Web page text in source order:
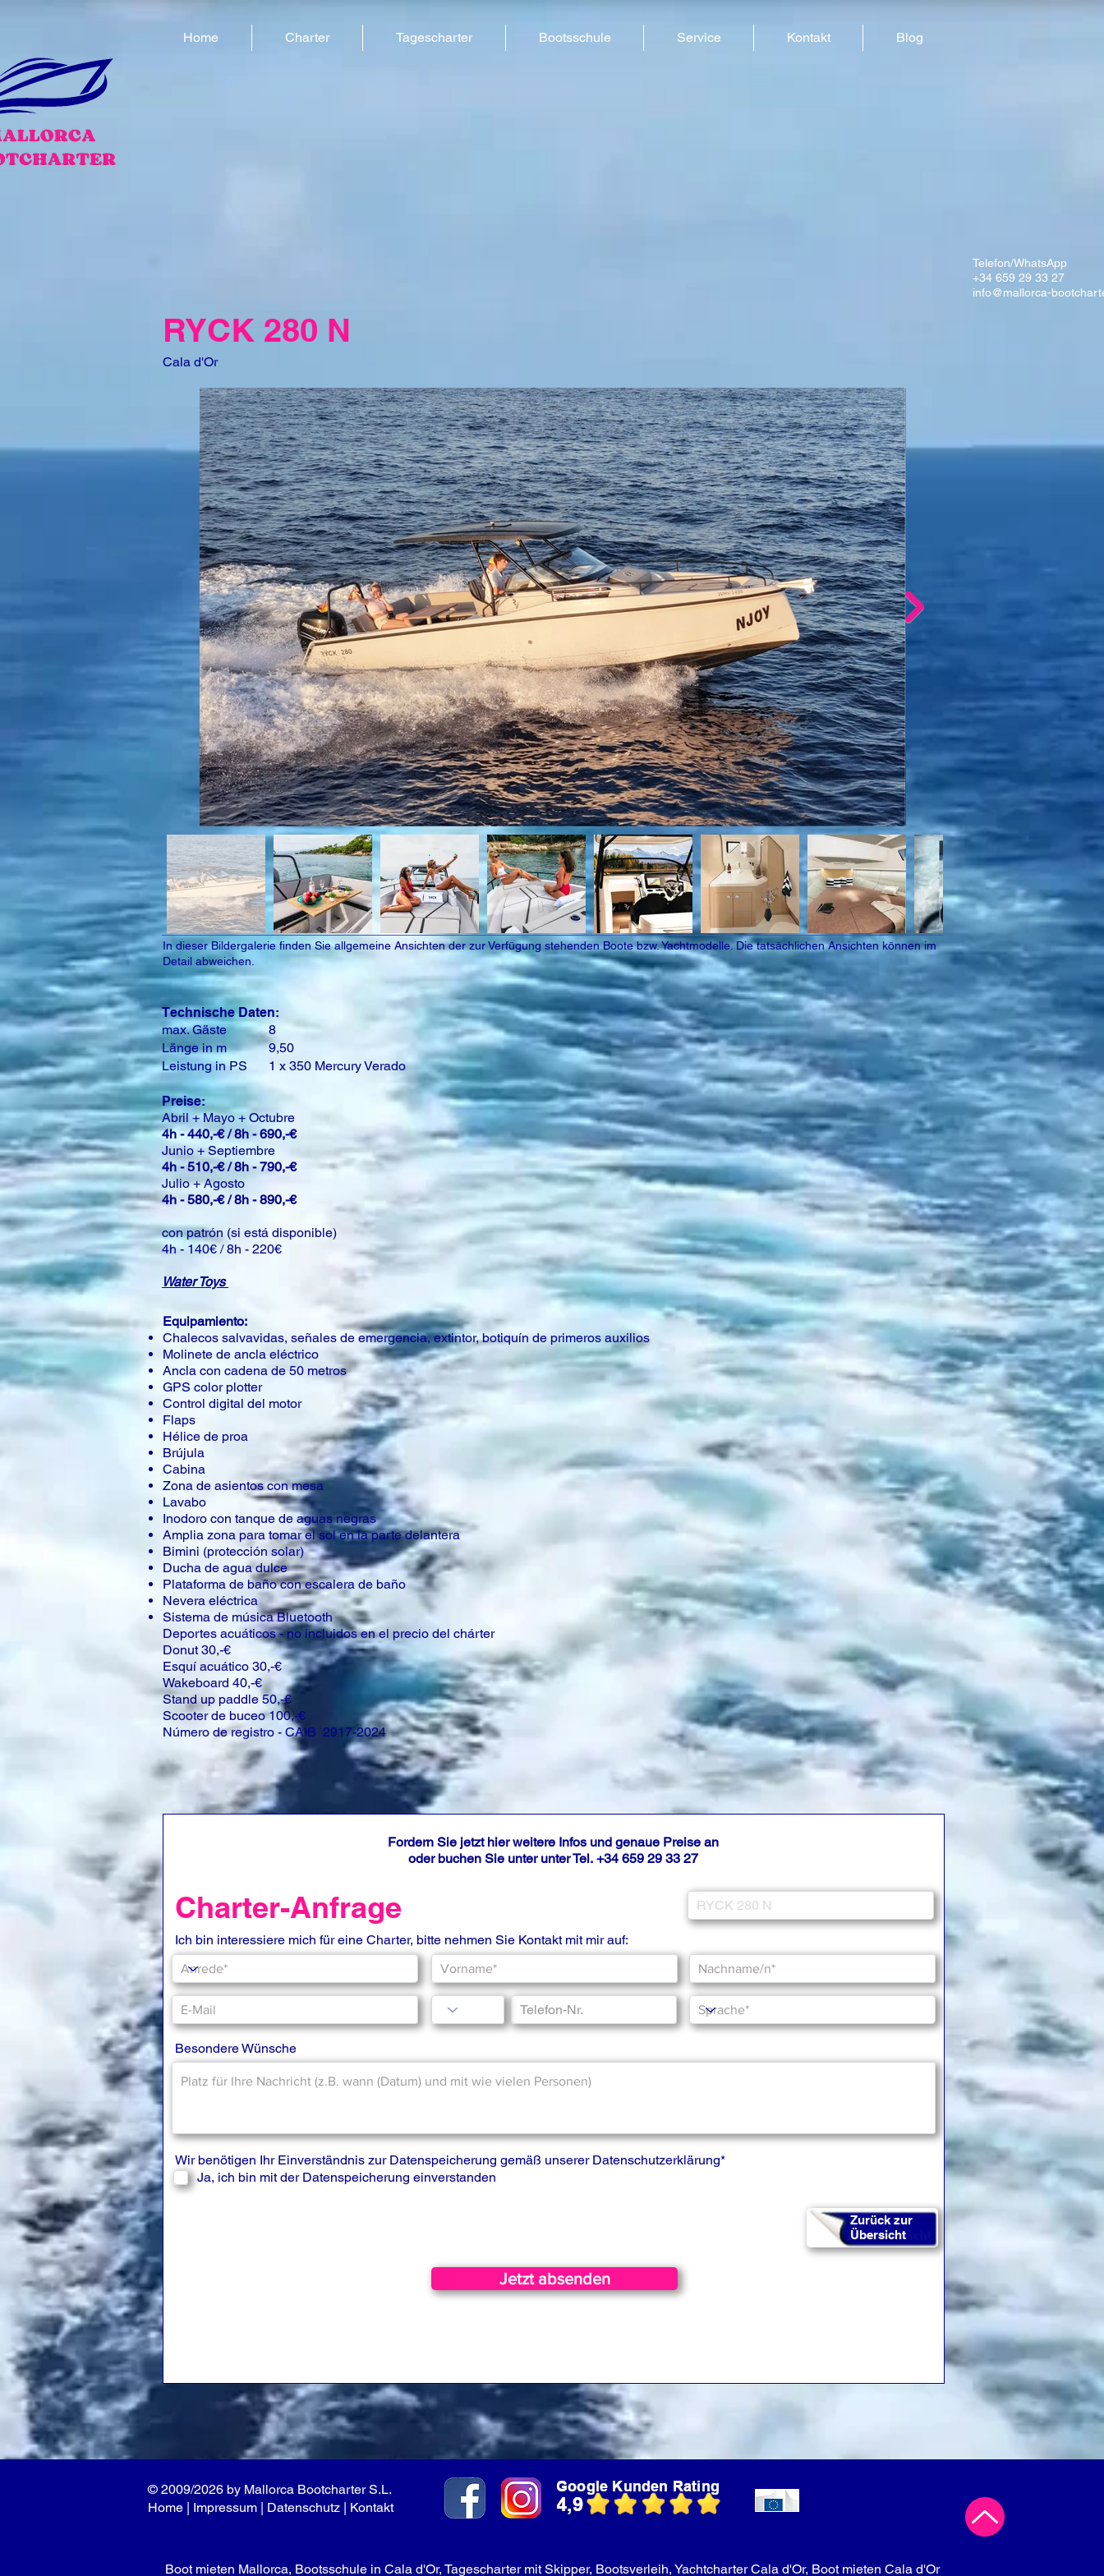
Home Charter Tagescharter Bootsschule Service Kontakt Blog
RYCK 280 N
Cala d'Or
In dieser Bildergalerie finden Sie allgemeine Ansichten der zur Verfügung stehenden Boote bzw. Yachtmodelle. Die tatsächlichen Ansichten können im
Detail abweichen.
Technische Daten:
max. Gäste
Länge in m
Leistung in PS
8
9,50
1 x 350 Mercury Verado
Preise:
Abril + Mayo + Octubre
4h - 440,-€ / 8h - 690,-€
Junio + Septiembre
4h - 510,-€ / 8h - 790,-€
Julio + Agosto
4h - 580,-€ / 8h - 890,-€
con patrón (si está disponible)
4h - 140€ / 8h - 220€
Water Toys
Equipamiento:
Chalecos salvavidas, señales de emergencia, extintor, botiquín de primeros auxilios
Molinete de ancla eléctrico
Ancla con cadena de 50 metros
GPS color plotter
Control digital del motor
Flaps
Hélice de proa
Brújula
Cabina
Zona de asientos con mesa
Lavabo
Inodoro con tanque de aguas negras
Amplia zona para tomar el sol en la parte delantera
Bimini (protección solar)
Ducha de agua dulce
Plataforma de baño con escalera de baño
Nevera eléctrica
Sistema de música Bluetooth
Deportes acuáticos - no incluidos en el precio del chárter
Donut 30,-€
Esquí acuático 30,-€
Wakeboard 40,-€
Stand up paddle 50,-€
Scooter de buceo 100,-€
Número de registro - CAIB 2917-2024
Fordern Sie jetzt hier weitere Infos und genaue Preise an
oder buchen Sie unter unter Tel. +34 659 29 33 27
Charter-Anfrage
Ich bin interessiere mich für eine Charter, bitte nehmen Sie Kontakt mit mir auf:
Besondere Wünsche
Wir benötigen Ihr Einverständnis zur Datenspeicherung gemäß unserer Datenschutzerklärung*
Ja, ich bin mit der Datenspeicherung einverstanden
Zurück zur
Übersicht
Jetzt absenden
Telefon/WhatsApp
+34 659 29 33 27
info@mallorca-
© 2009/2026 by Mallorca Bootcharter S.L.
Home | Impressum | Datenschutz | Kontakt
Boot mieten Mallorca, Bootsschule in Cala d'Or, Tagescharter mit Skipper, Bootsverleih, Yachtcharter Cala d'Or, Boot mieten Cala d'Or